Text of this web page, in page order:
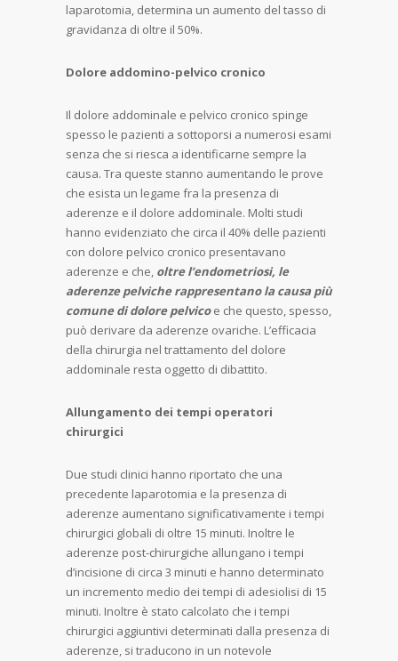
laparotomia, determina un aumento del tasso di
gravidanza di oltre il 50%.
Dolore addomino-pelvico cronico
Il dolore addominale e pelvico cronico spinge
spesso le pazienti a sottoporsi a numerosi esami
senza che si riesca a identificarne sempre la
causa. Tra queste stanno aumentando le prove
che esista un legame fra la presenza di
aderenze e il dolore addominale. Molti studi
hanno evidenziato che circa il 40% delle pazienti
con dolore pelvico cronico presentavano
aderenze e che, oltre l’endometriosi, le
aderenze pelviche rappresentano la causa più
comune di dolore pelvicoe che questo, spesso,
può derivare da aderenze ovariche. L’efficacia
della chirurgia nel trattamento del dolore
addominale resta oggetto di dibattito.
Allungamento dei tempi operatori
chirurgici
Due studi clinici hanno riportato che una
precedente laparotomia e la presenza di
aderenze aumentano significativamente i tempi
chirurgici globali di oltre 15 minuti. Inoltre le
aderenze post-chirurgiche allungano i tempi
d’incisione di circa 3 minuti e hanno determinato
un incremento medio dei tempi di adesiolisi di 15
minuti. Inoltre è stato calcolato che i tempi
chirurgici aggiuntivi determinati dalla presenza di
aderenze, si traducono in un notevole